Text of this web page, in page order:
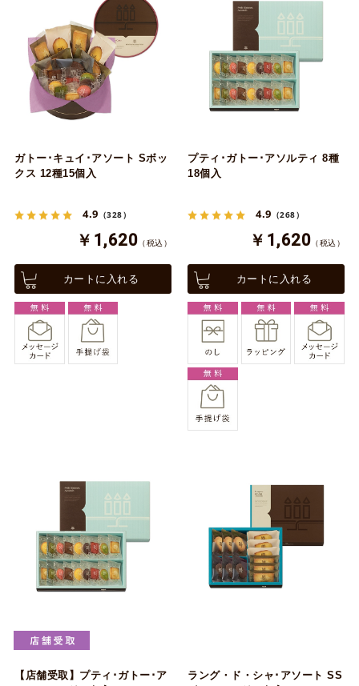
ガトー･キュイ･アソート Sボッ
クス 12種15個入
4.9 （328）
￥1,620 （税込）
カートに入れる
プティ･ガトー･アソルティ 8種
18個入
4.9 （268）
￥1,620 （税込）
カートに入れる
【店舗受取】プティ･ガトー･ア
ラング・ド・シャ･アソート SS